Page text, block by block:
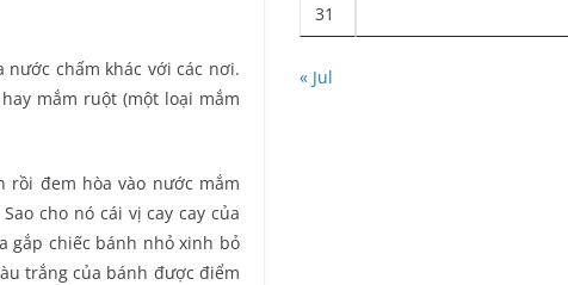
nước chấm khác với các nơi.
mắm ruột (một loại mắm
đem hòa vào nước mắm
cho nó cái vị cay cay của
gắp chiếc bánh nhỏ xinh bỏ
trắng của bánh được điểm
31
« Jul